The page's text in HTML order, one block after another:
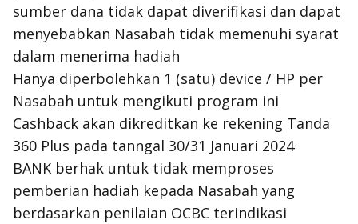
sumber dana tidak dapat diverifikasi dan dapat
menyebabkan Nasabah tidak memenuhi syarat
dalam menerima hadiah
Hanya diperbolehkan 1 (satu) device / HP per
Nasabah untuk mengikuti program ini
Cashback akan dikreditkan ke rekening Tanda
360 Plus pada tanngal 30/31 Januari 2024
BANK berhak untuk tidak memproses
pemberian hadiah kepada Nasabah yang
berdasarkan penilaian OCBC terindikasi